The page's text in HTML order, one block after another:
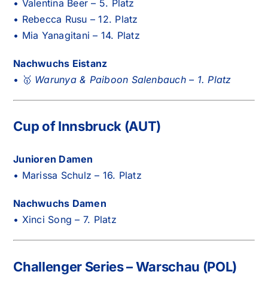
• Valentina Beer – 5. Platz
• Rebecca Rusu – 12. Platz
• Mia Yanagitani – 14. Platz
Nachwuchs Eistanz
• 🥇 Warunya & Paiboon Salenbauch – 1. Platz
Cup of Innsbruck (AUT)
Junioren Damen
• Marissa Schulz – 16. Platz
Nachwuchs Damen
• Xinci Song – 7. Platz
Challenger Series – Warschau (POL)